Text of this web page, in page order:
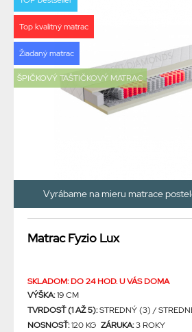
Top kvalitný matrac
Žiadaný matrac
ŠPIČKOVÝ TAŠTIČKOVÝ MATRAC
Vyrábame na mieru matrace
Matrac Fyzio Lux
SKLADOM: DO 24 HOD. U VÁS DOMA
VÝŠKA:19 CM
TVRDOSŤ (1 AŽ 5):STREDNÝ (3) /
NOSNOSŤ:120 KG ZÁRUKA:3 ROKY